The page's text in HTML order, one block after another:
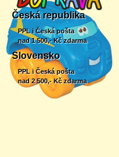
Česká republika
PPL i Česká pošta
nad 1 500,- Kč zdarma
Slovensko
PPL i Česká pošta
nad 2 500,- Kč zdarma